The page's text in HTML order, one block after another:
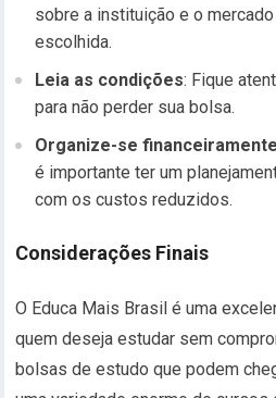
sobre a instituição e o
escolhida.
Leia as condições: Fique
para não perder sua bolsa.
Organize-se
é importante ter um
com os custos reduzidos.
Considerações Finais
O Educa Mais Brasil é uma
quem deseja estudar sem
bolsas de estudo que podem